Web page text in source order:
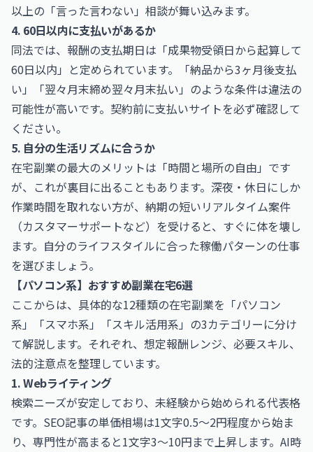
以上の「言った言わない」相談が舞い込みます。
4. 60日以内に支払いがあるか
同法では、報酬の支払期日は「成果物受領日から起算して
60日以内」と定められています。「納品から3ヶ月後支払
い」「翌々月末締め翌々月末払い」のような条件は違法の
可能性が高いです。契約前に支払いサイトを必ず確認して
ください。
5. 自分の生活リズムに合うか
在宅副業の最大のメリットは「時間と場所の自由」です
が、これが裏目に出ることもあります。深夜・休日にしか
作業時間を取れない方が、納期の短いリアルタイム案件
（カスタマーサポートなど）を受けると、すぐに体を壊し
ます。自分のライフスタイルに合った稼働パターンの仕事
を選びましょう。
【パソコン系】おすすめ副業在宅6選
ここからは、具体的な12種類の在宅副業を「パソコン
系」「スマホ系」「スキル活用系」の3カテゴリーに分け
て解説します。それぞれ、想定報酬レンジ、必要スキル、
法的注意点を整理しています。
1. Webライティング
検索ニーズが安定しており、未経験から始められる代表格
です。SEO記事の単価相場は1文字0.5〜2円程度から始ま
り、専門性が高まると1文字3〜10円まで上昇します。AI時